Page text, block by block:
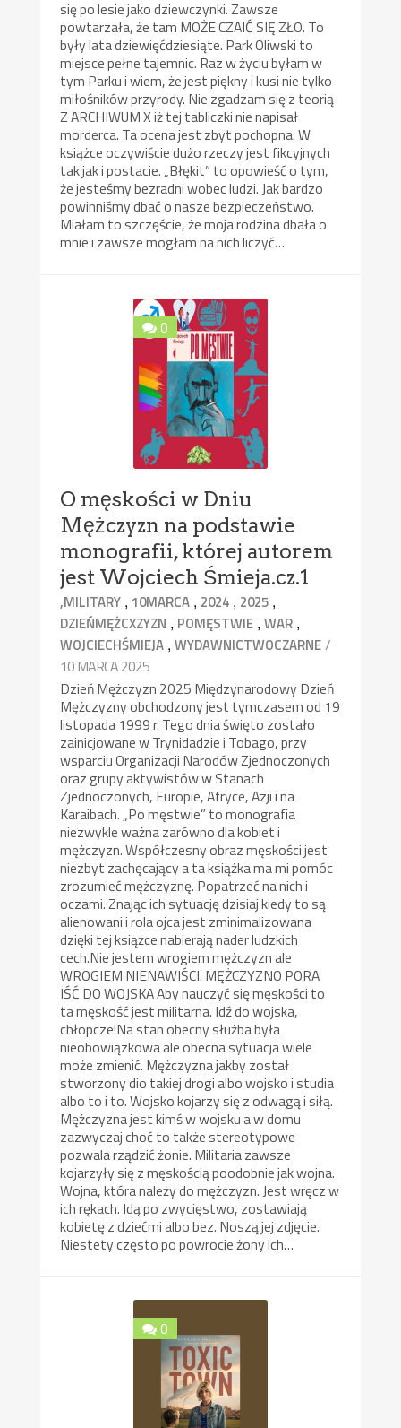
się po lesie jako dziewczynki. Zawsze
powtarzała, że tam MOŻE CZAIĆ SIĘ ZŁO. To
były lata dziewięćdziesiąte. Park Oliwski to
miejsce pełne tajemnic. Raz w życiu byłam w
tym Parku i wiem, że jest piękny i kusi nie tylko
miłośników przyrody. Nie zgadzam się z teorią
Z ARCHIWUM X iż tej tabliczki nie napisał
morderca. Ta ocena jest zbyt pochopna. W
książce oczywiście dużo rzeczy jest fikcyjnych
tak jak i postacie. „Błękit” to opowieść o tym,
że jesteśmy bezradni wobec ludzi. Jak bardzo
powinniśmy dbać o nasze bezpieczeństwo.
Miałam to szczęście, że moja rodzina dbała o
mnie i zawsze mogłam na nich liczyć…
0
O męskości w Dniu
Mężczyzn na podstawie
monografii, której autorem
jest Wojciech Śmieja.cz.1
,MILITARY , 10MARCA , 2024 , 2025 ,
DZIEŃMĘŻCXZYZN , POMĘSTWIE ,WAR ,
WOJCIECHŚMIEJA ,WYDAWNICTWOCZARNE/
10 MARCA 2025
Dzień Mężczyzn 2025 Międzynarodowy Dzień
Mężczyzny obchodzony jest tymczasem od 19
listopada 1999 r. Tego dnia święto zostało
zainicjowane w Trynidadzie i Tobago, przy
wsparciu Organizacji Narodów Zjednoczonych
oraz grupy aktywistów w Stanach
Zjednoczonych, Europie, Afryce, Azji i na
Karaibach. „Po męstwie” to monografia
niezwykle ważna zarówno dla kobiet i
mężczyzn. Współczesny obraz męskości jest
niezbyt zachęcający a ta książka ma mi pomóc
zrozumieć mężczyznę. Popatrzeć na nich i
oczami. Znając ich sytuację dzisiaj kiedy to są
alienowani i rola ojca jest zminimalizowana
dzięki tej książce nabierają nader ludzkich
cech.Nie jestem wrogiem mężczyzn ale
WROGIEM NIENAWIŚCI. MĘŻCZYZNO PORA
IŚĆ DO WOJSKA Aby nauczyć się męskości to
ta męskość jest militarna. Idź do wojska,
chłopcze!Na stan obecny służba była
nieobowiązkowa ale obecna sytuacja wiele
może zmienić. Mężczyzna jakby został
stworzony dio takiej drogi albo wojsko i studia
albo to i to. Wojsko kojarzy się z odwagą i siłą.
Mężczyzna jest kimś w wojsku a w domu
zazwyczaj choć to także stereotypowe
pozwala rządzić żonie. Militaria zawsze
kojarzyły się z męskością poodobnie jak wojna.
Wojna, która należy do mężczyzn. Jest wręcz w
ich rękach. Idą po zwycięstwo, zostawiają
kobietę z dziećmi albo bez. Noszą jej zdjęcie.
Niestety często po powrocie żony ich…
0